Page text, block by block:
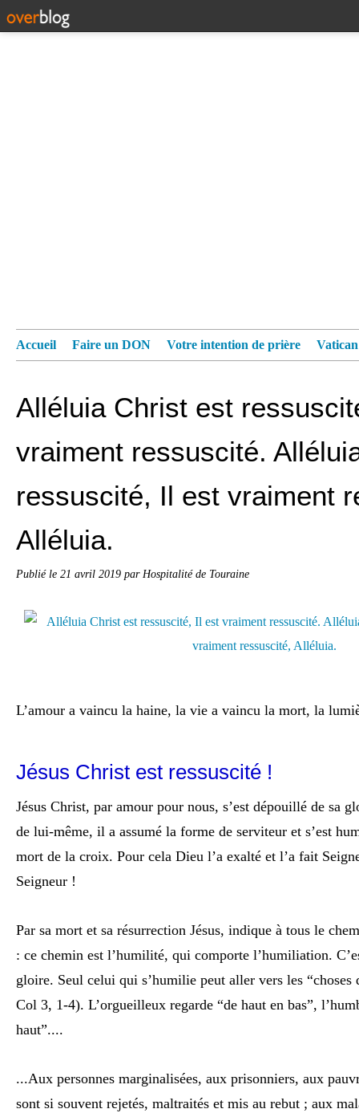
Accueil Faire un DON Votre intention de prière
Alléluia Christ est
vraiment ressuscité.
ressuscité, Il est vraiment
Alléluia.
Publié le 21 avril 2019 par Hospitalité de Touraine
L’amour a vaincu la haine, la vie a vaincu la mort, la
Jésus Christ est ressuscité !
Jésus Christ, par amour pour nous, s’est dépouillé de sa
de lui-même, il a assumé la forme de serviteur et s’est
mort de la croix. Pour cela Dieu l’a exalté et l’a fait
Seigneur !
Par sa mort et sa résurrection Jésus, indique à tous le
: ce chemin est l’humilité, qui comporte l’humiliation.
gloire. Seul celui qui s’humilie peut aller vers les “choses
Col 3, 1-4). L’orgueilleux regarde “de haut en bas”,
haut”....
...Aux personnes marginalisées, aux prisonniers, aux
sont si souvent rejetés, maltraités et mis au rebut ; aux